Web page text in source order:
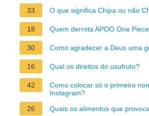
33
O que significa Chipa ou não
18 Quem derrota APOO One
30 Como agradecer a Deus uma
16 Qual os direitos do usufruto?
42
Como colocar só o primeiro
Instagram?
26
Quais os alimentos que